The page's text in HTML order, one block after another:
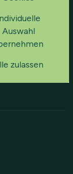
Auswahl
zulassen